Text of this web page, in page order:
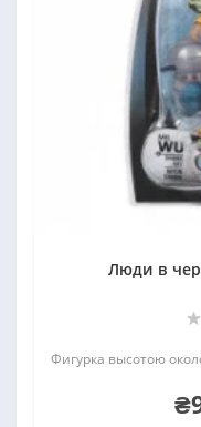
Люди в
Фигурка высотою